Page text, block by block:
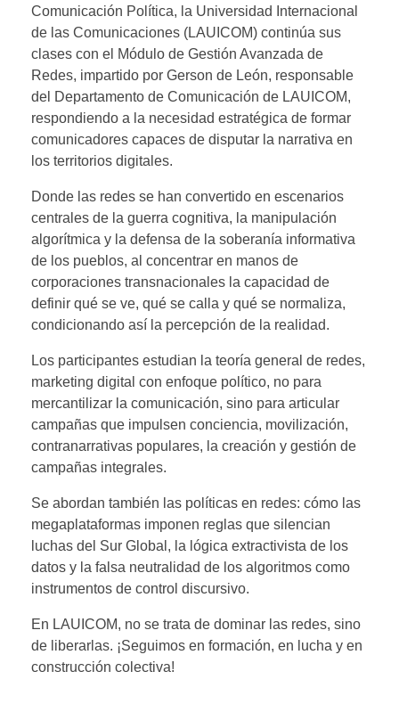
Comunicación Política, la Universidad Internacional
de las Comunicaciones (LAUICOM) continúa sus
clases con el Módulo de Gestión Avanzada de
Redes, impartido por Gerson de León, responsable
del Departamento de Comunicación de LAUICOM,
respondiendo a la necesidad estratégica de formar
comunicadores capaces de disputar la narrativa en
los territorios digitales.
Donde las redes se han convertido en escenarios
centrales de la guerra cognitiva, la manipulación
algorítmica y la defensa de la soberanía informativa
de los pueblos, al concentrar en manos de
corporaciones transnacionales la capacidad de
definir qué se ve, qué se calla y qué se normaliza,
condicionando así la percepción de la realidad.
Los participantes estudian la teoría general de redes,
marketing digital con enfoque político, no para
mercantilizar la comunicación, sino para articular
campañas que impulsen conciencia, movilización,
contranarrativas populares, la creación y gestión de
campañas integrales.
Se abordan también las políticas en redes: cómo las
megaplataformas imponen reglas que silencian
luchas del Sur Global, la lógica extractivista de los
datos y la falsa neutralidad de los algoritmos como
instrumentos de control discursivo.
En LAUICOM, no se trata de dominar las redes, sino
de liberarlas. ¡Seguimos en formación, en lucha y en
construcción colectiva!